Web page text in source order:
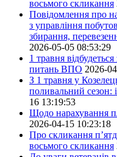
восьмого скликання
Повідомлення про
з управління
збирання,
2026-05-05 08:53:29
1 травня
питань ВПО 2026-
З 1 травня у
поливальний сезон:
16 13:19:53
Щодо нарахування
2026-04-15 10:23:18
Про скликання
восьмого скликання